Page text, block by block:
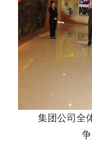
集团公司全